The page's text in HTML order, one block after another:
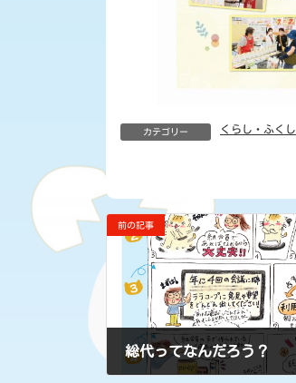
カテゴリー くらし・ふくし
前の記事
総代ってなんだろう？